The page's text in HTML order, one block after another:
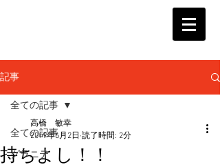
記事
全ての記事
グラニテ
全ての記事
持ちよし！！
高橋 敏幸
2019年6月2日 読了時間: 2分